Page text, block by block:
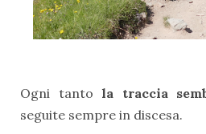
Ogni tanto la traccia
seguite sempre in discesa.